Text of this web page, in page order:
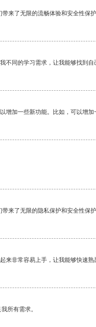
来了无限的流畅体验和安全性保护
不同的学习需求，让我能够找到自
增加一些新功能。比如，可以增
来了无限的隐私保护和安全性保护
来非常容易上手，让我能够快速熟
所有需求。